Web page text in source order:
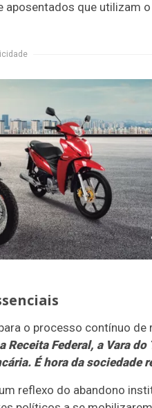
que utilizam
o processo contínuo de
Receita Federal, a Vara
É hora da sociedade
reflexo do abandono